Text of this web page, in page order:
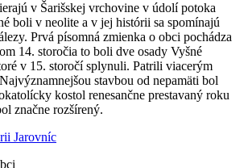
v Šarišskej vrchovine v údolí potoka
boli v neolite a v jej histórii sa spomínajú
Prvá písomná zmienka o obci pochádza
14. storočia to boli dve osady Vyšné
v 15. storočí splynuli. Patrili viacerým
stavbou od nepamäti bol
kostol renesančne prestavaný roku
značne rozšírený.
Jarovníc